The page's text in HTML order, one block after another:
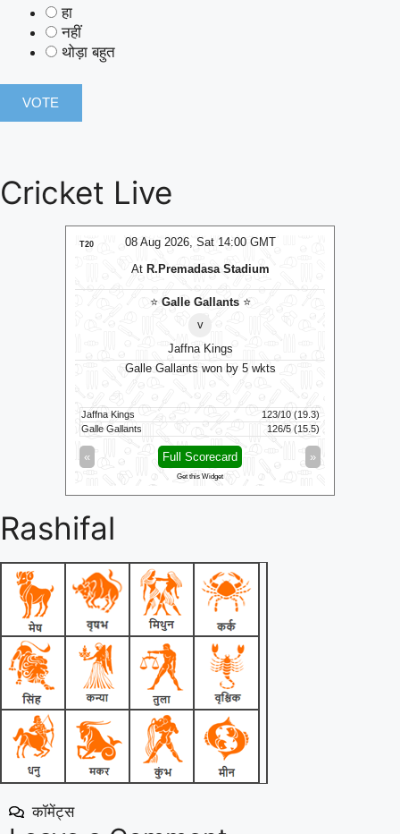
हा
नहीं
थोड़ा बहुत
Cricket Live
08 Aug 2026, Sat 14:00 GMT
T20
At R.Premadasa Stadium
⭐Galle Gallants ⭐
v
Jaffna Kings
Galle Gallants won by 5 wkts
Jaffna Kings
123/10 (19.3)
Galle Gallants
126/5 (15.5)
« »
Full Scorecard
Get this Widget
Rashifal
कॉमेंट्स